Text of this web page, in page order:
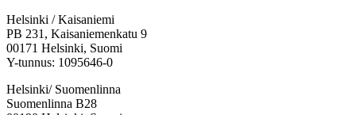
Facebook:
Avataan
uuteen
välilehteen
Instagram:
Avataan
uuteen
välilehteen
TikTok:
Avataan
uuteen
välilehteen
Youtube:
Avataan
uuteen
välilehteen
Vimeo:
Avataan
uuteen
välilehteen
Helsinki / Kaisaniemi
PB 231, Kaisaniemenkatu 9
00171 Helsinki, Suomi
Y-tunnus: 1095646-0
Helsinki/ Suomenlinna
Suomenlinna B28